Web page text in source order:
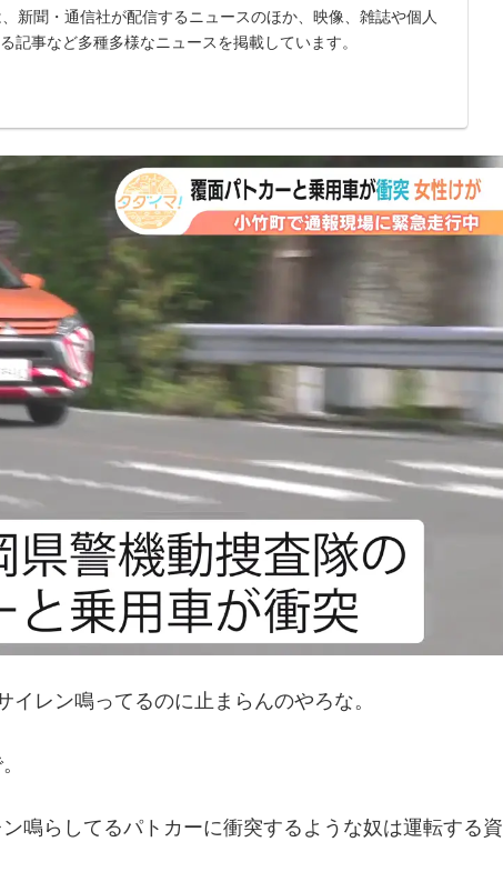
新聞・通信社が配信するニュースのほか、映像、雑誌や個人
記事など多種多様なニュースを掲載しています。
レン鳴ってるのに止まらんのやろな。
鳴らしてるパトカーに衝突するような奴は運転する資